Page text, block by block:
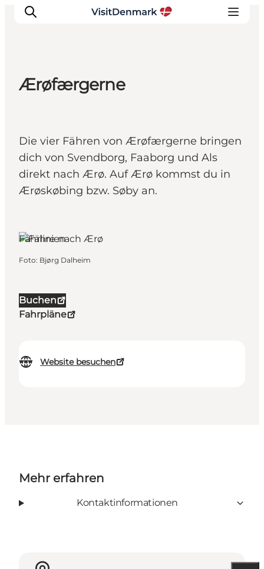
Erlebnisse
Unterkünfte
Reiseplanung
Ærøfærgerne
Die vier Fähren von Ærøfærgerne bringen
dich von Svendborg, Faaborg und Als
direkt nach Ærø. Auf Ærø kommst du in
Ærøskøbing bzw. Søby an.
Buchen
Fahrpläne
Website besuchen
Fährlinien
Foto: Bjørg Dalheim
Mehr erfahren
Kontaktinformationen